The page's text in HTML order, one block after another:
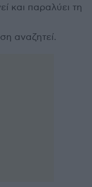
και παραλύει τη
αναζητεί.